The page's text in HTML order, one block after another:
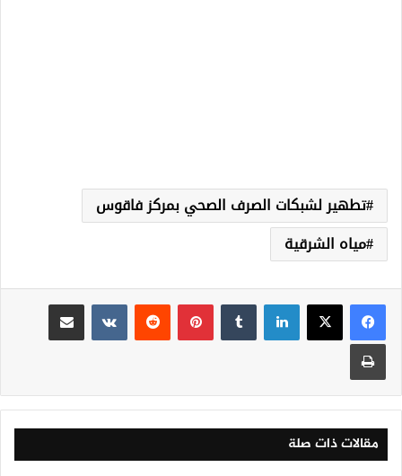
تطهير لشبكات الصرف الصحي بمركز فاقوس
مياه الشرقية
لينكدإن بينتيريست
مقالات ذات صلة